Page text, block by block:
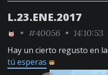
L.23.ENE.2017
• #40056 • 14:10:53
Hay un cierto regusto en
tú esperas